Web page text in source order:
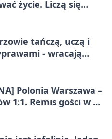
życie. Liczą się
tańczą, uczą i
- wracają
Polonia Warszawa –
1:1. Remis gości w 3.